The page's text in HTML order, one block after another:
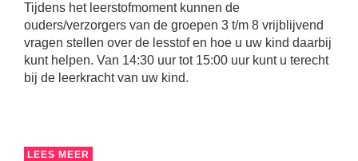
Tijdens het leerstofmoment kunnen de
ouders/verzorgers van de groepen 3 t/m 8 vrijblijvend
vragen stellen over de lesstof en hoe u uw kind daarbij
kunt helpen. Van 14:30 uur tot 15:00 uur kunt u terecht
bij de leerkracht van uw kind.
LEES MEER